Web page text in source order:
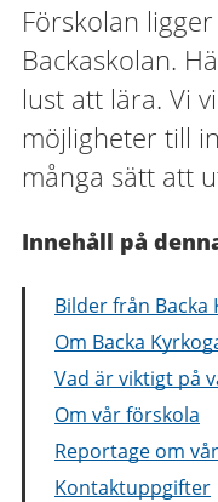
Förskolan
Backaskolan.
lust att lära. Vi
möjligheter till
många sätt att
Innehåll på
Bilder från Backa
Om Backa
Vad är viktigt på
Om vår förskola
Reportage om
Kontaktuppgifter